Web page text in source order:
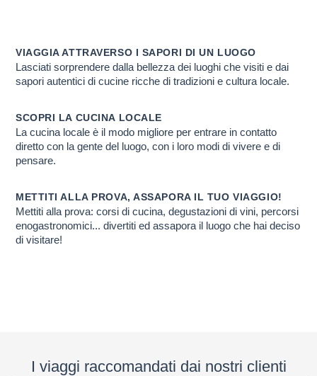
VIAGGIA ATTRAVERSO I SAPORI DI UN LUOGO
Lasciati sorprendere dalla bellezza dei luoghi che visiti e dai
sapori autentici di cucine ricche di tradizioni e cultura locale.
SCOPRI LA CUCINA LOCALE
La cucina locale è il modo migliore per entrare in contatto
diretto con la gente del luogo, con i loro modi di vivere e di
pensare.
METTITI ALLA PROVA, ASSAPORA IL TUO VIAGGIO!
Mettiti alla prova: corsi di cucina, degustazioni di vini, percorsi
enogastronomici... divertiti ed assapora il luogo che hai deciso
di visitare!
I viaggi raccomandati dai nostri clienti